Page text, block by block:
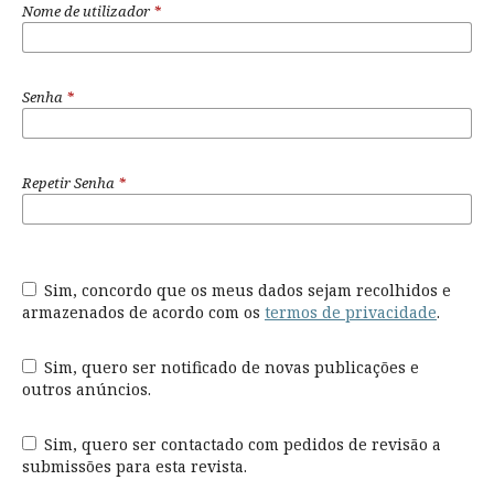
Nome de utilizador *
Senha *
Repetir Senha *
Sim, concordo que os meus dados sejam recolhidos e
armazenados de acordo com os termos de privacidade.
Sim, quero ser notificado de novas publicações e
outros anúncios.
Sim, quero ser contactado com pedidos de revisão a
submissões para esta revista.